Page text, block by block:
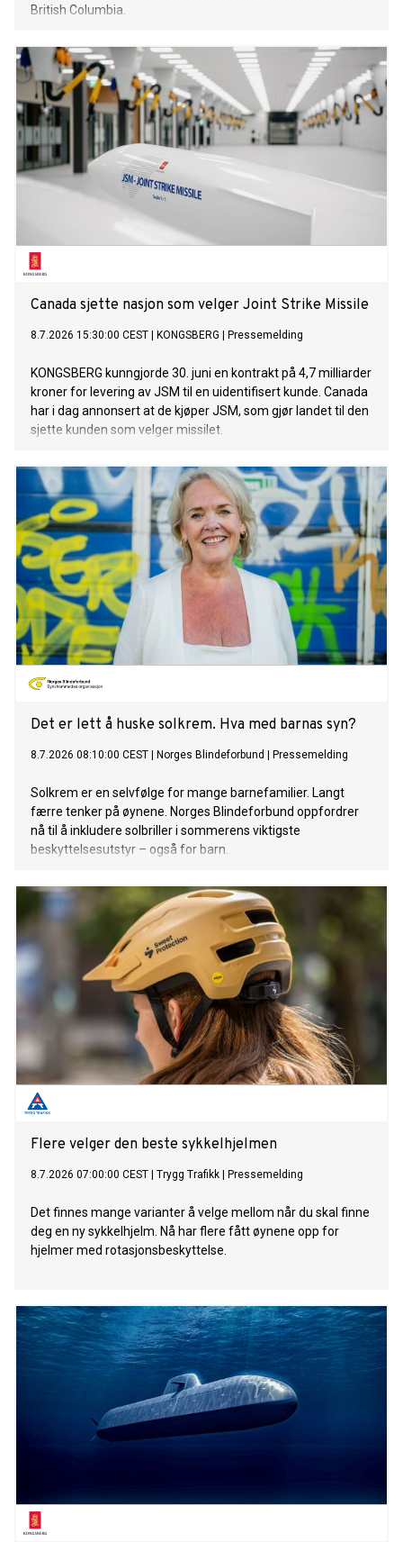
British Columbia.
Canada sjette nasjon som velger Joint Strike Missile
8.7.2026 15:30:00 CEST KONGSBERG Pressemelding
KONGSBERG kunngjorde 30. juni en kontrakt på 4,7 milliarder
kroner for levering av JSM til en uidentifisert kunde. Canada
har i dag annonsert at de kjøper JSM, som gjør landet til den
sjette kunden som velger missilet.
Det er lett å huske solkrem. Hva med barnas syn?
8.7.2026 08:10:00 CEST Norges Blindeforbund Pressemelding
Solkrem er en selvfølge for mange barnefamilier. Langt
færre tenker på øynene. Norges Blindeforbund oppfordrer
nå til å inkludere solbriller i sommerens viktigste
beskyttelsesutstyr – også for barn.
Flere velger den beste sykkelhjelmen
8.7.2026 07:00:00 CEST Trygg Trafikk Pressemelding
Det finnes mange varianter å velge mellom når du skal finne
deg en ny sykkelhjelm. Nå har flere fått øynene opp for
hjelmer med rotasjonsbeskyttelse.